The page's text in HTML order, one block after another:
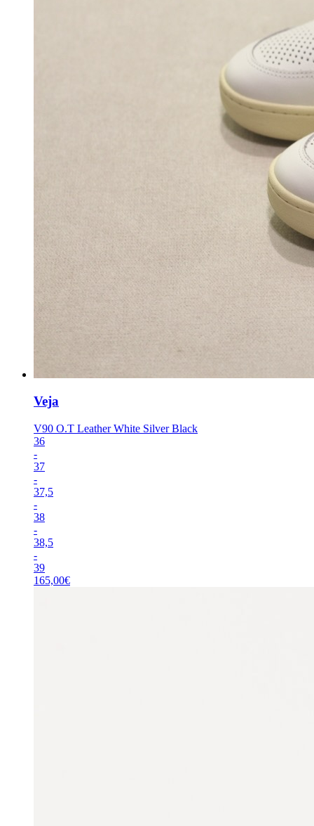
Veja
V90 O.T Leather White Silver Black
36
-
37
-
37,5
-
38
-
38,5
-
39
165,00€